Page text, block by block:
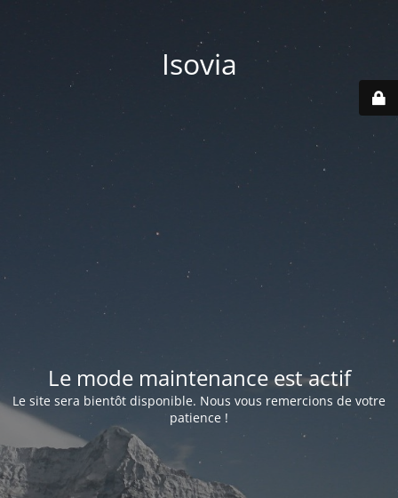
Isovia
Le mode maintenance est actif
Le site sera bientôt disponible. Nous vous remercions de votre
patience !